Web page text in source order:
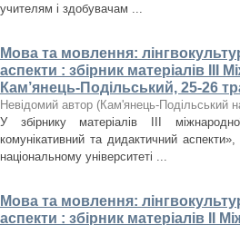
учителям і здобувачам ...
Мова та мовлення:
аспекти : збірник матеріалів
Кам’янець-Подільський, 25-26
Невідомий автор (Кам'янець-Подільський
У збірнику матеріалів ІІІ
комунікативний та дидактичний
національному університеті ...
Мова та мовлення:
аспекти : збірник матеріалів ІІ